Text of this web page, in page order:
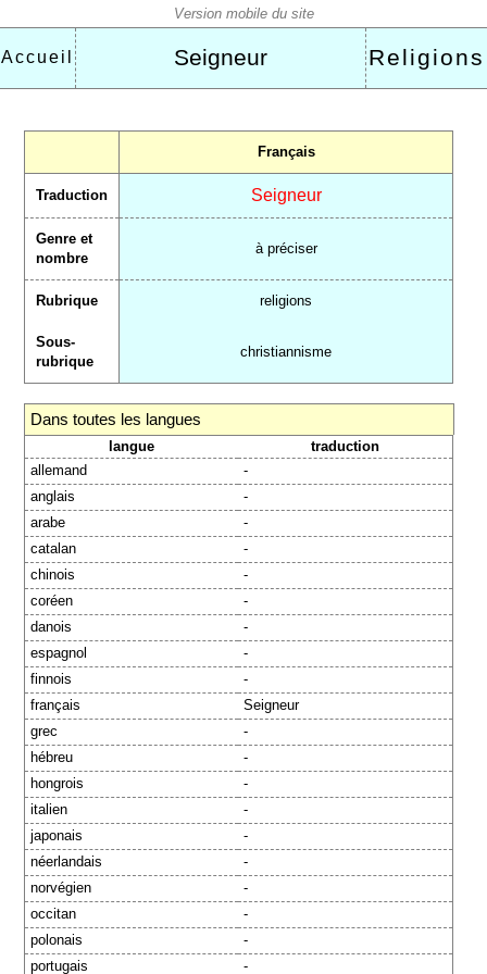
Accueil Seigneur Religions
Français
Traduction Seigneur
Genre et
nombre
à préciser
Rubrique religions
Sous-
rubrique
christiannisme
Dans toutes les langues
langue
traduction
allemand
-
anglais
-
arabe
-
catalan
-
chinois
-
coréen
-
danois
-
espagnol
-
finnois
-
français
Seigneur
grec
-
hébreu
-
hongrois
-
italien
-
japonais
-
néerlandais
-
norvégien
-
occitan
-
polonais
-
portugais
-